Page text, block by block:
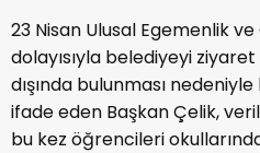
23 Nisan Ulusal Egemenlik
dolayısıyla belediyeyi
dışında bulunması
ifade eden Başkan Çelik,
bu kez öğrencileri